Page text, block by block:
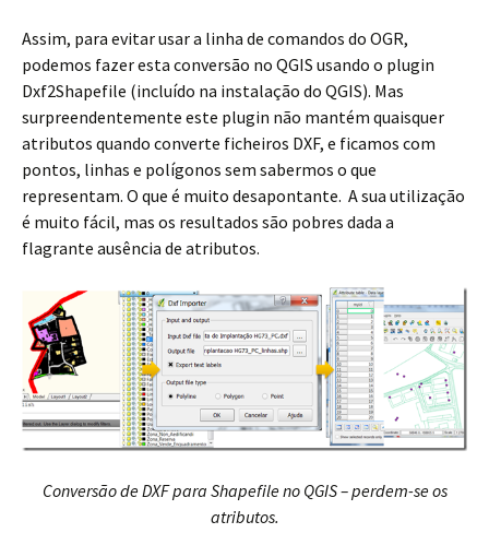
Assim, para evitar usar a linha de comandos do OGR,
podemos fazer esta conversão no QGIS usando o plugin
Dxf2Shapefile (incluído na instalação do QGIS). Mas
surpreendentemente este plugin não mantém quaisquer
atributos quando converte ficheiros DXF, e ficamos com
pontos, linhas e polígonos sem sabermos o que
representam. O que é muito desapontante. A sua utilização
é muito fácil, mas os resultados são pobres dada a
flagrante ausência de atributos.
Conversão de DXF para Shapefile no QGIS – perdem-se os
atributos.